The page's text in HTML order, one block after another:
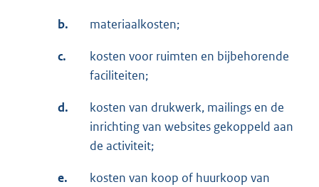
b. materiaalkosten;
c.
kosten voor ruimten en bijbehorende
faciliteiten;
d.
kosten van drukwerk, mailings en de
inrichting van websites gekoppeld aan
de activiteit;
e.
kosten van koop of huurkoop van